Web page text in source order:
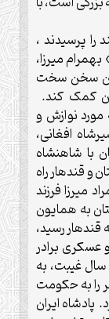
پرسیدند ،
میرزا،
سخن سخت
کمک کند.
نوازش و
افغانی،
با شاهنشاه
و قندهار راه
میرزا فرزند
به همایون
رسید،
عسکری برادر
سال غیبت، به
به حکومت
پادشاه ایران